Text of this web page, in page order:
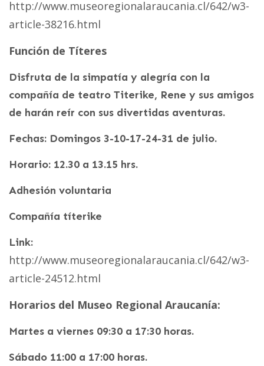
http://www.museoregionalaraucania.cl/642/w3-
article-38216.html
Función de Títeres
Disfruta de la simpatía y alegría con la
compañía de teatro Titerike, Rene y sus amigos
de harán reír con sus divertidas aventuras.
Fechas: Domingos 3-10-17-24-31 de julio.
Horario: 12.30 a 13.15 hrs.
Adhesión voluntaria
Compañía títerike
Link:
http://www.museoregionalaraucania.cl/642/w3-
article-24512.html
Horarios del Museo Regional Araucanía:
Martes a viernes 09:30 a 17:30 horas.
Sábado 11:00 a 17:00 horas.